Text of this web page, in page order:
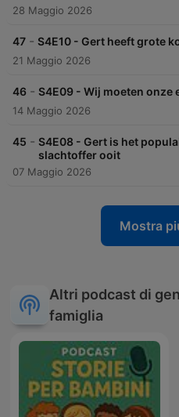
28 Maggio 2026
47 - S4E10 - Gert heeft grote
21 Maggio 2026
46 - S4E09 - Wij moeten onze
14 Maggio 2026
45 - S4E08 - Gert is het
slachtoffer ooit
07 Maggio 2026
Mostra
Altri podcast di
famiglia